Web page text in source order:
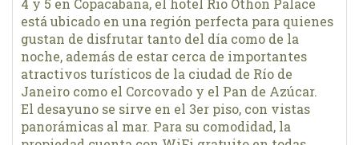
4 y 5 en Copacabana, el hotel Rio Othon Palace
está ubicado en una región perfecta para quienes
gustan de disfrutar tanto del día como de la
noche, además de estar cerca de importantes
atractivos turísticos de la ciudad de Río de
Janeiro como el Corcovado y el Pan de Azúcar.
El desayuno se sirve en el 3er piso, con vistas
panorámicas al mar. Para su comodidad, la